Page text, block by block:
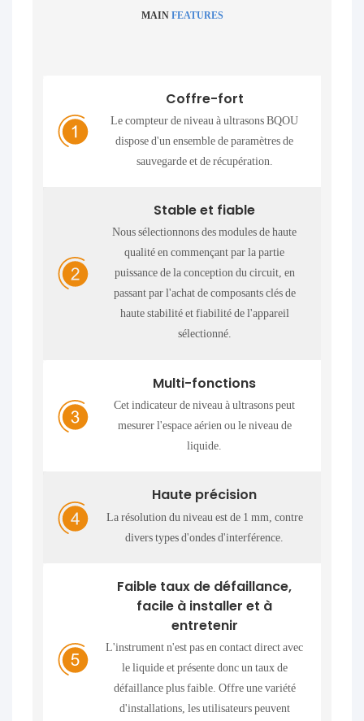
MAIN FEATURES
Coffre-fort
Le compteur de niveau à ultrasons BQOU
dispose d'un ensemble de paramètres de
sauvegarde et de récupération.
Stable et fiable
Nous sélectionnons des modules de haute
qualité en commençant par la partie
puissance de la conception du circuit, en
passant par l'achat de composants clés de
haute stabilité et fiabilité de l'appareil
sélectionné.
Multi-fonctions
Cet indicateur de niveau à ultrasons peut
mesurer l'espace aérien ou le niveau de
liquide.
Haute précision
La résolution du niveau est de 1 mm, contre
divers types d'ondes d'interférence.
Faible taux de défaillance,
facile à installer et à
entretenir
L'instrument n'est pas en contact direct avec
le liquide et présente donc un taux de
défaillance plus faible. Offre une variété
d'installations, les utilisateurs peuvent